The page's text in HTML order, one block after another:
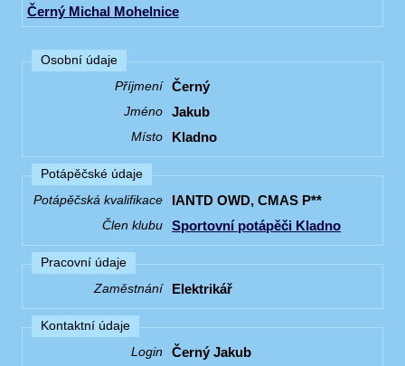
Černý Michal Mohelnice
Osobní údaje
Příjmení
Černý
Jméno Jakub
Místo Kladno
Potápěčské údaje
Potápěčská kvalifikace
IANTD OWD, CMAS P**
Člen klubu Sportovní potápěči Kladno
Pracovní údaje
Zaměstnání
Elektrikář
Kontaktní údaje
Login
Černý Jakub